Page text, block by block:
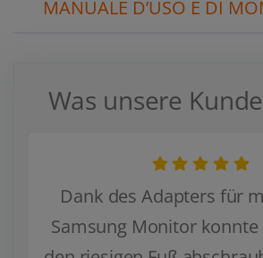
MANUALE D’USO E DI
Was unsere
Der Vesa Adapter
sehr stabiel, ich